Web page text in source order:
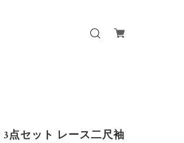
点セット レース二尺袖